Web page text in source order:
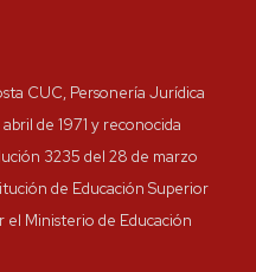
CUC, Personería Jurídica
de 1971 y reconocida
3235 del 28 de marzo
de Educación Superior
el Ministerio de Educación